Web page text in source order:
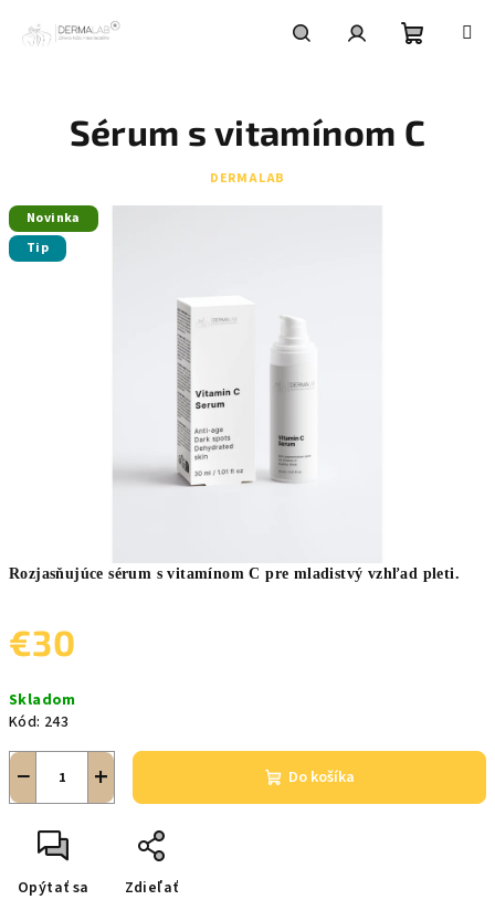
košík
Rozjasňujúce sérum s vitamínom C pre mladistvý vzhľad pleti.
€30
cena:
Skladom
Kód: 243
+
− Do košíka
Opýtať sa Zdieľať
Sérum s vitamínom C
DERMALAB
Novinka
Tip